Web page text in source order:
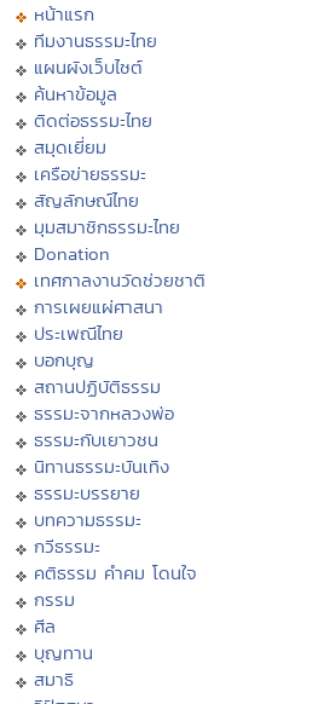
หน้าแรก
ทีมงานธรรมะไทย
แผนผังเว็บไซต์
ค้นหาข้อมูล
ติดต่อธรรมะไทย
สมุดเยี่ยม
เครือข่ายธรรมะ
สัญลักษณ์ไทย
มุมสมาชิกธรรมะไทย
Donation
เทศกาลงานวัดช่วยชาติ
การเผยแผ่ศาสนา
ประเพณีไทย
บอกบุญ
สถานปฏิบัติธรรม
ธรรมะจากหลวงพ่อ
ธรรมะกับเยาวชน
นิทานธรรมะบันเทิง
ธรรมะบรรยาย
บทความธรรมะ
กวีธรรมะ
คติธรรม คำคม โดนใจ
กรรม
ศีล
บุญทาน
สมาธิ